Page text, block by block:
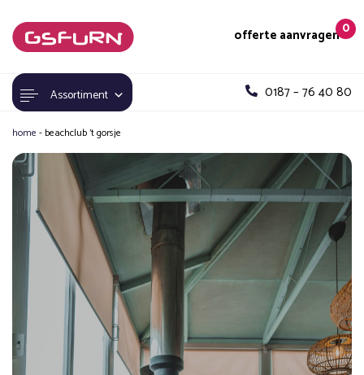
offerte aanvragen0
Assortiment 0187 – 76 40 80
home - beachclub ’t gorsje